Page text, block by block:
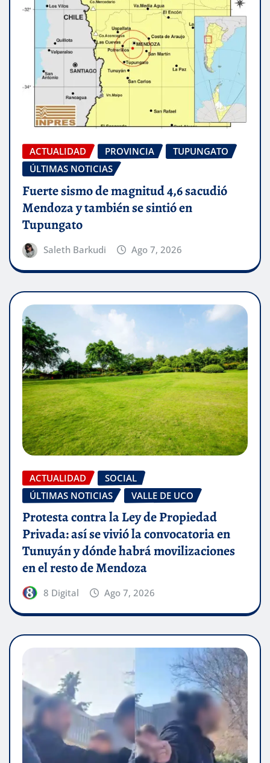
ACTUALIDAD PROVINCIA
TUPUNGATO
ÚLTIMAS NOTICIAS
Fuerte sismo de magnitud 4,6 sacudió
Mendoza y también se sintió en
Tupungato
Saleth Barkudi Ago 7, 2026
ACTUALIDAD
SOCIAL
ÚLTIMAS NOTICIAS
VALLE DE UCO
Protesta contra la Ley de Propiedad
Privada: así se vivió la convocatoria en
Tunuyán y dónde habrá movilizaciones
en el resto de Mendoza
8 Digital Ago 7, 2026